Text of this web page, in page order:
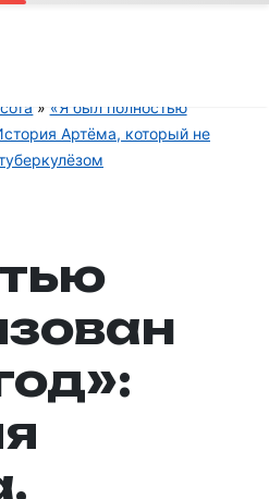
«Я был полностью
Артёма, который не